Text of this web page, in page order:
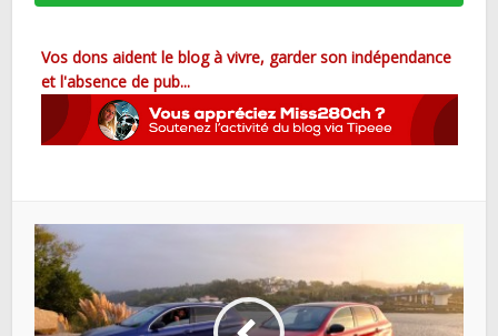
Vos dons aident le blog à vivre, garder son indépendance
et l'absence de pub...